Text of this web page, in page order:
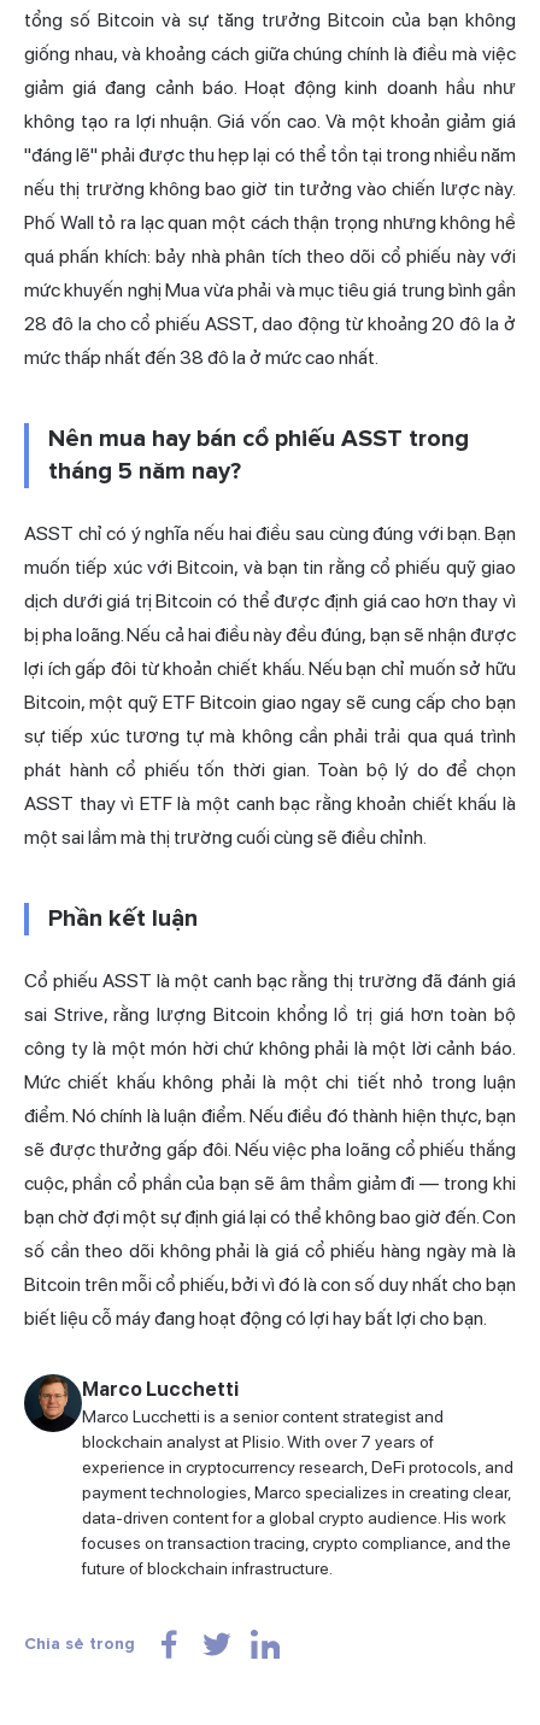
tổng số Bitcoin và sự tăng trưởng Bitcoin của bạn không
giống nhau, và khoảng cách giữa chúng chính là điều mà việc
giảm giá đang cảnh báo. Hoạt động kinh doanh hầu như
không tạo ra lợi nhuận. Giá vốn cao. Và một khoản giảm giá
"đáng lẽ" phải được thu hẹp lại có thể tồn tại trong nhiều năm
nếu thị trường không bao giờ tin tưởng vào chiến lược này.
Phố Wall tỏ ra lạc quan một cách thận trọng nhưng không hề
quá phấn khích: bảy nhà phân tích theo dõi cổ phiếu này với
mức khuyến nghị Mua vừa phải và mục tiêu giá trung bình gần
28 đô la cho cổ phiếu ASST, dao động từ khoảng 20 đô la ở
mức thấp nhất đến 38 đô la ở mức cao nhất.
Nên mua hay bán cổ phiếu ASST trong
tháng 5 năm nay?
ASST chỉ có ý nghĩa nếu hai điều sau cùng đúng với bạn. Bạn
muốn tiếp xúc với Bitcoin, và bạn tin rằng cổ phiếu quỹ giao
dịch dưới giá trị Bitcoin có thể được định giá cao hơn thay vì
bị pha loãng. Nếu cả hai điều này đều đúng, bạn sẽ nhận được
lợi ích gấp đôi từ khoản chiết khấu. Nếu bạn chỉ muốn sở hữu
Bitcoin, một quỹ ETF Bitcoin giao ngay sẽ cung cấp cho bạn
sự tiếp xúc tương tự mà không cần phải trải qua quá trình
phát hành cổ phiếu tốn thời gian. Toàn bộ lý do để chọn
ASST thay vì ETF là một canh bạc rằng khoản chiết khấu là
một sai lầm mà thị trường cuối cùng sẽ điều chỉnh.
Phần kết luận
Cổ phiếu ASST là một canh bạc rằng thị trường đã đánh giá
sai Strive, rằng lượng Bitcoin khổng lồ trị giá hơn toàn bộ
công ty là một món hời chứ không phải là một lời cảnh báo.
Mức chiết khấu không phải là một chi tiết nhỏ trong luận
điểm. Nó chính là luận điểm. Nếu điều đó thành hiện thực, bạn
sẽ được thưởng gấp đôi. Nếu việc pha loãng cổ phiếu thắng
cuộc, phần cổ phần của bạn sẽ âm thầm giảm đi — trong khi
bạn chờ đợi một sự định giá lại có thể không bao giờ đến. Con
số cần theo dõi không phải là giá cổ phiếu hàng ngày mà là
Bitcoin trên mỗi cổ phiếu, bởi vì đó là con số duy nhất cho bạn
biết liệu cỗ máy đang hoạt động có lợi hay bất lợi cho bạn.
Marco Lucchetti
Marco Lucchetti is a senior content strategist and
blockchain analyst at Plisio. With over 7 years of
experience in cryptocurrency research, DeFi protocols, and
payment technologies, Marco specializes in creating clear,
data-driven content for a global crypto audience. His work
focuses on transaction tracing, crypto compliance, and the
future of blockchain infrastructure.
Chia sẻ trong